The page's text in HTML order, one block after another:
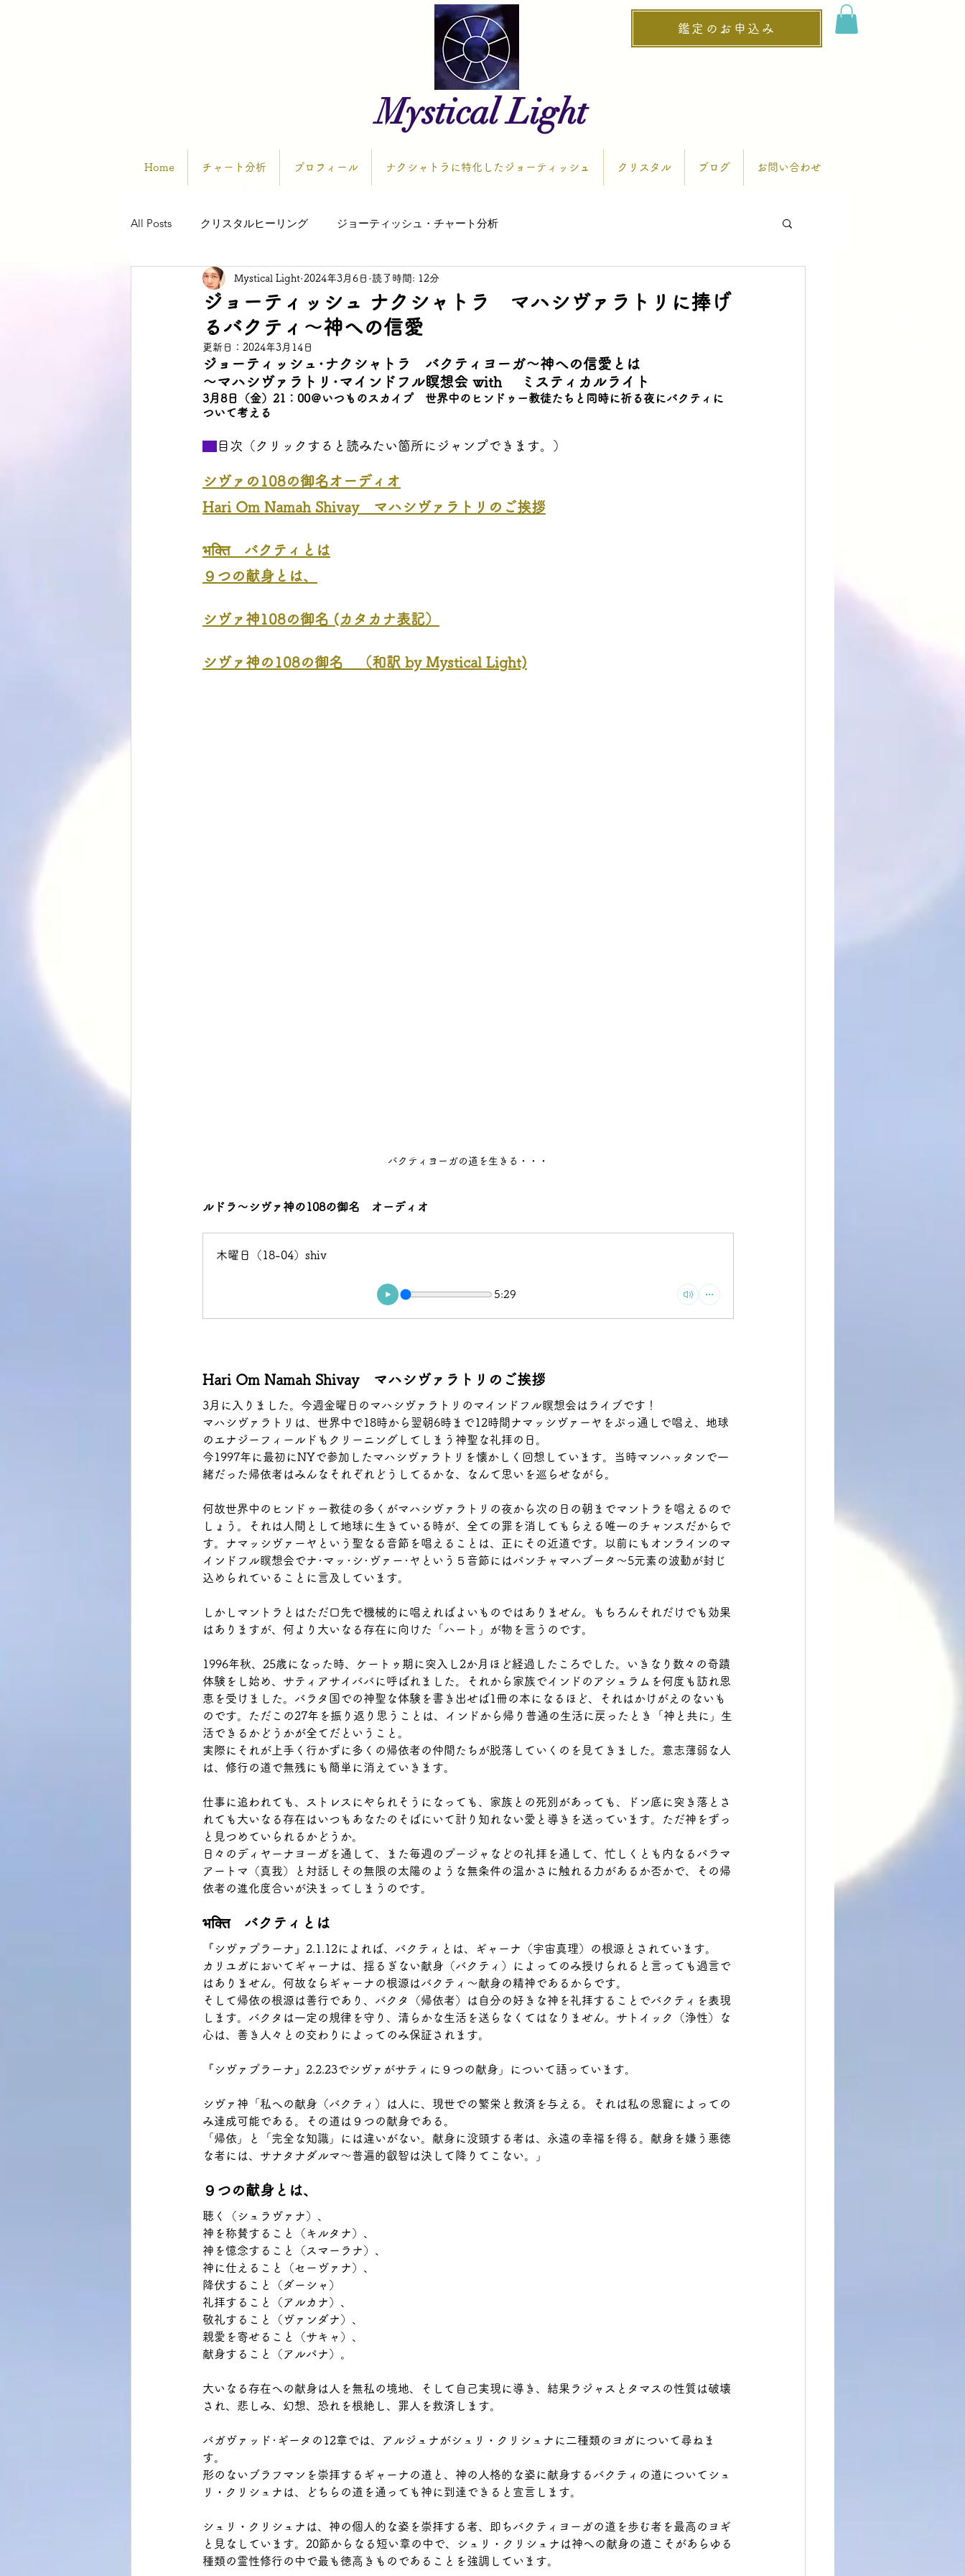
Mystical Light
鑑定のお申込み
Home チャート分析 プロフィール ナクシャトラに特化したジョーティッシュ クリスタル ブログ お問い合わせ
All Posts クリスタルヒーリング ジョーティッシュ・チャート分析
ジョーティッシュ ナクシャトラ マハシヴァラトリに捧げ
るバクティ～神への信愛
Mystical Light 2024年3月6日 読了時間: 12分
更新日： 2024年3月14日
ジョーティッシュ･ナクシャトラ　バクティヨーガ～神への信愛とは
～マハシヴァラトリ･マインドフル瞑想会 with 　ミスティカルライト
3月8日（金）21：00＠いつものスカイプ　世界中のヒンドゥー教徒たちと同時に祈る夜にバクティに
ついて考える
目次（クリックすると読みたい箇所にジャンプできます。）
シヴァの108の御名オーディオ
Hari Om Namah Shivay　マハシヴァラトリのご挨拶
भक्ति　バクティとは
９つの献身とは、
シヴァ神108の御名 (カタカナ表記）
シヴァ神の108の御名　（和訳 by Mystical Light)
バクティヨーガの道を生きる・・・
ルドラ～シヴァ神の108の御名　オーディオ
木曜日（18-04）shiv
5:29
Hari Om Namah Shivay　マハシヴァラトリのご挨拶
3月に入りました。今週金曜日のマハシヴァラトリのマインドフル瞑想会はライブです！
マハシヴァラトリは、世界中で18時から翌朝6時まで12時間ナマッシヴァーヤをぶっ通しで唱え、地球
のエナジーフィールドもクリーニングしてしまう神聖な礼拝の日。
今1997年に最初にNYで参加したマハシヴァラトリを懐かしく回想しています。当時マンハッタンで一
緒だった帰依者はみんなそれぞれどうしてるかな、なんて思いを巡らせながら。
何故世界中のヒンドゥー教徒の多くがマハシヴァラトリの夜から次の日の朝までマントラを唱えるので
しょう。それは人間として地球に生きている時が、全ての罪を消してもらえる唯一のチャンスだからで
す。ナマッシヴァーヤという聖なる音節を唱えることは、正にその近道です。以前にもオンラインのマ
インドフル瞑想会でナ･マッ･シ･ヴァー･ヤという５音節にはパンチャマハブータ～5元素の波動が封じ
込められていることに言及しています。
しかしマントラとはただ口先で機械的に唱えればよいものではありません。もちろんそれだけでも効果
はありますが、何より大いなる存在に向けた「ハート」が物を言うのです。
1996年秋、25歳になった時、ケートゥ期に突入し2か月ほど経過したころでした。いきなり数々の奇蹟
体験をし始め、サティアサイババに呼ばれました。それから家族でインドのアシュラムを何度も訪れ恩
恵を受けました。バラタ国での神聖な体験を書き出せば1冊の本になるほど、それはかけがえのないも
のです。ただこの27年を振り返り思うことは、インドから帰り普通の生活に戻ったとき「神と共に」生
活できるかどうかが全てだということ。
実際にそれが上手く行かずに多くの帰依者の仲間たちが脱落していくのを見てきました。意志薄弱な人
は、修行の道で無残にも簡単に消えていきます。
仕事に追われても、ストレスにやられそうになっても、家族との死別があっても、ドン底に突き落とさ
れても大いなる存在はいつもあなたのそばにいて計り知れない愛と導きを送っています。ただ神をずっ
と見つめていられるかどうか。
日々のディヤーナヨーガを通して、また毎週のプージャなどの礼拝を通して、忙しくとも内なるパラマ
アートマ（真我）と対話しその無限の太陽のような無条件の温かさに触れる力があるか否かで、その帰
依者の進化度合いが決まってしまうのです。
भक्ति　バクティとは
『シヴァプラーナ』2.1.12によれば、バクティとは、ギャーナ（宇宙真理）の根源とされています。
カリユガにおいてギャーナは、揺るぎない献身（バクティ）によってのみ授けられると言っても過言で
はありません。何故ならギャーナの根源はバクティ～献身の精神であるからです。
そして帰依の根源は善行であり、バクタ（帰依者）は自分の好きな神を礼拝することでバクティを表現
します。バクタは一定の規律を守り、清らかな生活を送らなくてはなりません。サトイック（浄性）な
心は、善き人々との交わりによってのみ保証されます。
『シヴァプラーナ』2.2.23でシヴァがサティに９つの献身」について語っています。
シヴァ神「私への献身（バクティ）は人に、現世での繁栄と救済を与える。それは私の恩寵によっての
み達成可能である。その道は９つの献身である。
「帰依」と「完全な知識」には違いがない。献身に没頭する者は、永遠の幸福を得る。献身を嫌う悪徳
な者には、サナタナダルマ～普遍的叡智は決して降りてこない。」
９つの献身とは、
聴く（シュラヴァナ）、
神を称賛すること（キルタナ）、
神を憶念すること（スマーラナ）、
神に仕えること（セーヴァナ）、
降伏すること（ダーシャ）
礼拝すること（アルカナ）、
敬礼すること（ヴァンダナ）、
親愛を寄せること（サキャ）、
献身すること（アルパナ）。
大いなる存在への献身は人を無私の境地、そして自己実現に導き、結果ラジャスとタマスの性質は破壊
され、悲しみ、幻想、恐れを根絶し、罪人を救済します。
バガヴァッド･ギータの12章では、アルジュナがシュリ・クリシュナに二種類のヨガについて尋ねま
す。
形のないブラフマンを崇拝するギャーナの道と、神の人格的な姿に献身するバクティの道についてシュ
リ・クリシュナは、どちらの道を通っても神に到達できると宣言します。
シュリ・クリシュナは、神の個人的な姿を崇拝する者、即ちバクティヨーガの道を歩む者を最高のヨギ
と見なしています。20節からなる短い章の中で、シュリ・クリシュナは神への献身の道こそがあらゆる
種類の霊性修行の中で最も徳高きものであることを強調しています。